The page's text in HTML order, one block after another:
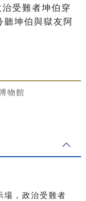
受難者坤伯穿
聽坤伯與獄友阿
物館
場，政治受難者